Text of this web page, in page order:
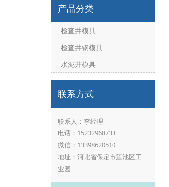
产品分类
检查井模具
检查井钢模具
水泥井模具
联系方式
联系人：李经理
电话：15232968738
微信：13398620510
地址：河北省保定市莲池区工
业园